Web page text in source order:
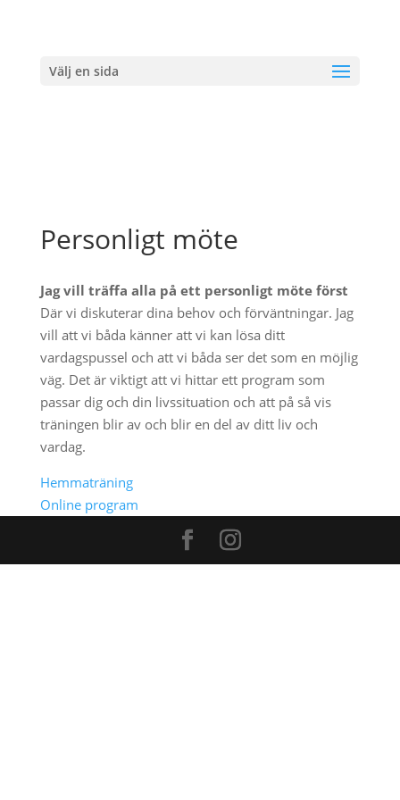
Välj en sida
Personligt möte
Jag vill träffa alla på ett personligt möte först
Där vi diskuterar dina behov och förväntningar. Jag
vill att vi båda känner att vi kan lösa ditt
vardagspussel och att vi båda ser det som en möjlig
väg. Det är viktigt att vi hittar ett program som
passar dig och din livssituation och att på så vis
träningen blir av och blir en del av ditt liv och
vardag.
Hemmaträning
Online program